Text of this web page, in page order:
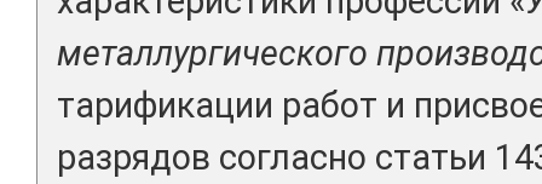
металлургического
тарификации работ и
разрядов согласно статьи